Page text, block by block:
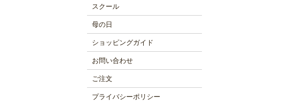
スクール
母の日
ショッピングガイド
お問い合わせ
ご注文
プライバシーポリシー